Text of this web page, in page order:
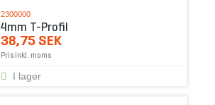
2300000
4mm T-Profil
38,75 SEK
Pris inkl. moms
I lager